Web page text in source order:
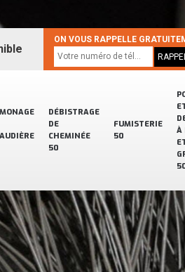
DÉBISTRAGE
DE
CHEMINÉE
50
FUMISTERIE
50
À
ON VOUS RAPPELLE